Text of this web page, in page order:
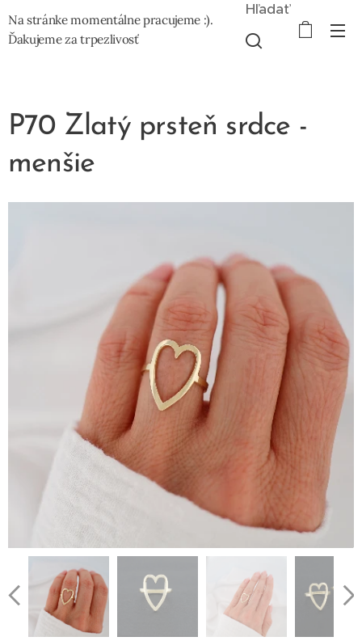
Na stránke momentálne pracujeme :).
Ďakujeme za trpezlivosť
Hľadať
P70 Zlatý prsteň srdce -
menšie